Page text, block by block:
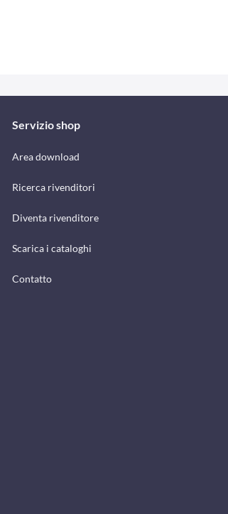
Servizio shop
Area download
Ricerca rivenditori
Diventa rivenditore
Scarica i cataloghi
Contatto